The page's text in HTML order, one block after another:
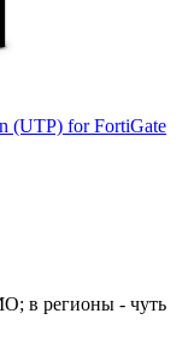
(UTP) for FortiGate
в регионы - чуть